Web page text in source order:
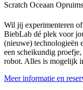
Scratch Oceaan
Wil jij experimenteren
BiebLab dé plek voor
(nieuwe) technologieën
een scheikundig
robot. Alles is mogelijk
Meer informatie en